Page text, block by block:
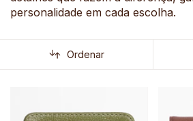
personalidade em cada escolha.
Ordenar